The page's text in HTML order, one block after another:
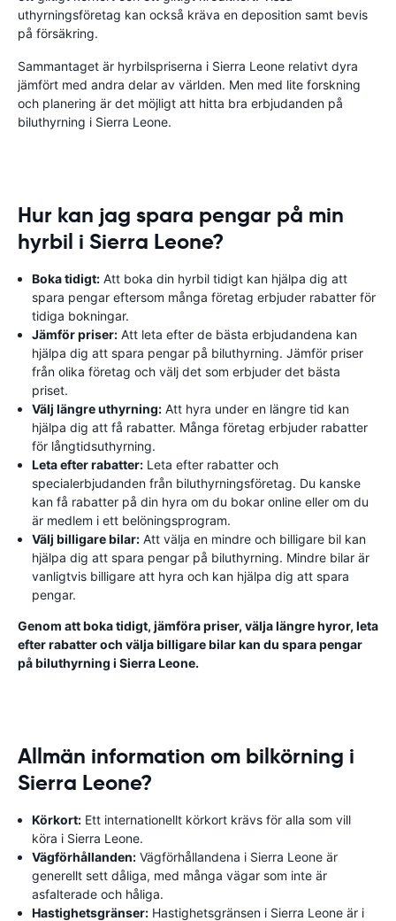
uthyrningsföretag kan också kräva en deposition samt bevis
på försäkring.
Sammantaget är hyrbilspriserna i Sierra Leone relativt dyra
jämfört med andra delar av världen. Men med lite forskning
och planering är det möjligt att hitta bra erbjudanden på
biluthyrning i Sierra Leone.
Hur kan jag spara pengar på min
hyrbil i Sierra Leone?
Boka tidigt: Att boka din hyrbil tidigt kan hjälpa dig att
spara pengar eftersom många företag erbjuder rabatter för
tidiga bokningar.
Jämför priser: Att leta efter de bästa erbjudandena kan
hjälpa dig att spara pengar på biluthyrning. Jämför priser
från olika företag och välj det som erbjuder det bästa
priset.
Välj längre uthyrning: Att hyra under en längre tid kan
hjälpa dig att få rabatter. Många företag erbjuder rabatter
för långtidsuthyrning.
Leta efter rabatter: Leta efter rabatter och
specialerbjudanden från biluthyrningsföretag. Du kanske
kan få rabatter på din hyra om du bokar online eller om du
är medlem i ett belöningsprogram.
Välj billigare bilar: Att välja en mindre och billigare bil kan
hjälpa dig att spara pengar på biluthyrning. Mindre bilar är
vanligtvis billigare att hyra och kan hjälpa dig att spara
pengar.
Genom att boka tidigt, jämföra priser, välja längre hyror, leta
efter rabatter och välja billigare bilar kan du spara pengar
på biluthyrning i Sierra Leone.
Allmän information om bilkörning i
Sierra Leone?
Körkort: Ett internationellt körkort krävs för alla som vill
köra i Sierra Leone.
Vägförhållanden: Vägförhållandena i Sierra Leone är
generellt sett dåliga, med många vägar som inte är
asfalterade och håliga.
Hastighetsgränser: Hastighetsgränsen i Sierra Leone är i